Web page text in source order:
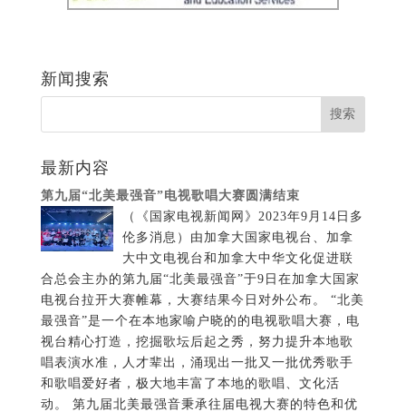
新闻搜索
最新内容
第九届“北美最强音”电视歌唱大赛圆满结束
（《国家电视新闻网》2023年9月14日多
伦多消息）由加拿大国家电视台、加拿
大中文电视台和加拿大中华文化促进联
合总会主办的第九届“北美最强音”于9日在加拿大国家
电视台拉开大赛帷幕，大赛结果今日对外公布。 “北美
最强音”是一个在本地家喻户晓的的电视歌唱大赛，电
视台精心打造，挖掘歌坛后起之秀，努力提升本地歌
唱表演水准，人才辈出，涌现出一批又一批优秀歌手
和歌唱爱好者，极大地丰富了本地的歌唱、文化活
动。 第九届北美最强音秉承往届电视大赛的特色和优